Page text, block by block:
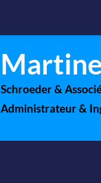
Schroeder &
Administrateur &